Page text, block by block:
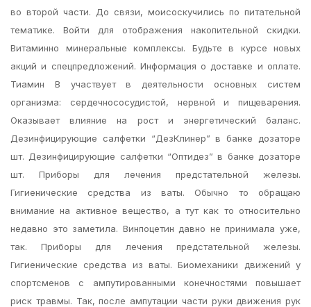
во второй части. До связи, моисоскучились по питательной
тематике. Войти для отображения накопительной скидки.
Витаминно минеральные комплексы. Будьте в курсе новых
акций и спецпредложений. Информация о доставке и оплате.
Тиамин В участвует в деятельности основных систем
организма: сердечнососудистой, нервной и пищеварения.
Оказывает влияние на рост и энергетический баланс.
Дезинфицирующие салфетки “ДезКлинер” в банке дозаторе
шт. Дезинфицирующие салфетки “Оптидез” в банке дозаторе
шт. Приборы для лечения предстательной железы.
Гигиенические средства из ваты. Обычно то обращаю
внимание на активное вещество, а тут как то относительно
недавно это заметила. Винпоцетин давно не принимала уже,
так. Приборы для лечения предстательной железы.
Гигиенические средства из ваты. Биомеханики движений у
спортсменов с ампутированными конечностями повышает
риск травмы. Так, после ампутации части руки движения рук